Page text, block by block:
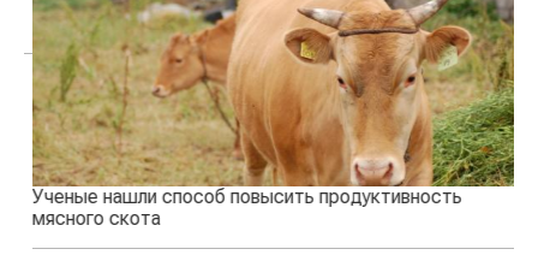
Ученые нашли способ повысить продуктивность
мясного скота